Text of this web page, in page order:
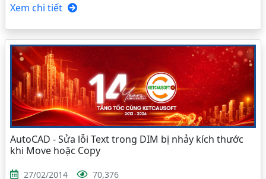
Xem chi tiết
AutoCAD - Sửa lỗi Text trong DIM bị nhảy kích thước
khi Move hoặc Copy
27/02/2014 70,376